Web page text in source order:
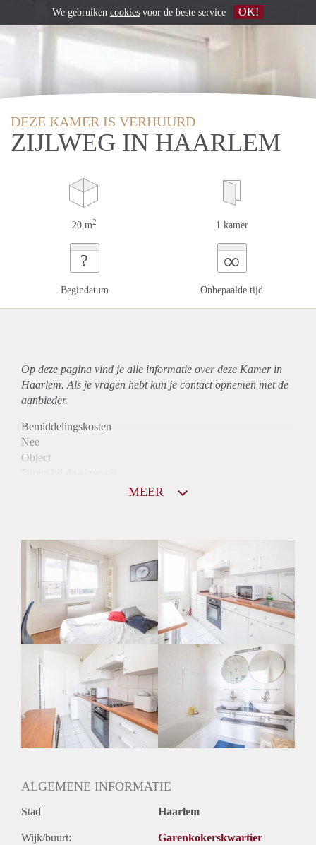
DEZE KAMER IS VERHUURD
ZIJLWEG IN HAARLEM
20 m2 1 kamer
?
Begindatum
∞
Onbepaalde tijd
Op deze pagina vind je alle informatie over deze Kamer in
Haarlem. Als je vragen hebt kun je contact opnemen met de
aanbieder.
Bemiddelingskosten
Nee
Object
Huurtoeslag
Niet mogelijk
Inkomen eis
N.V.T.
Huurtermijn
Onbepaalde termijn
Oplevering
Gestoffeerd
MEER
ALGEMENE INFORMATIE
Stad Haarlem
Wijk/buurt: Garenkokerskwartier
We gebruiken cookies voor de beste service OK!